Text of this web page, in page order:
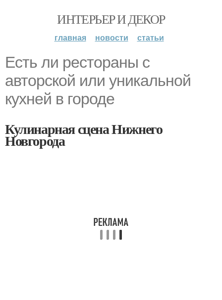
ИНТЕРЬЕР И ДЕКОР
главная новости статьи
Есть ли рестораны с
авторской или уникальной
кухней в городе
Кулинарная сцена Нижнего
Новгорода